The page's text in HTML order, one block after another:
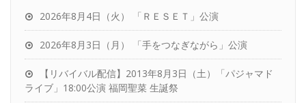
2026年8月4日（火） 「ＲＥＳＥＴ」公演
2026年8月3日（月） 「手をつなぎながら」公演
【リバイバル配信】2013年8月3日（土）「パジャマド
ライブ」18:00公演 福岡聖菜 生誕祭